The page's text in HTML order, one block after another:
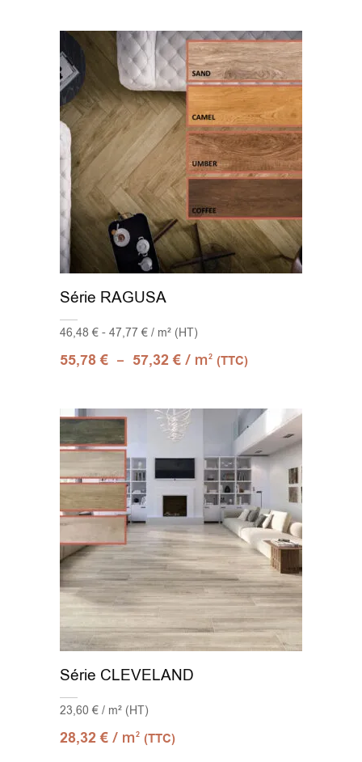
Série RAGUSA
46,48 € - 47,77 € / m² (HT)
55,78€ – 57,32€ / m2 (TTC)
Série CLEVELAND
23,60 € / m² (HT)
28,32€ / m2 (TTC)